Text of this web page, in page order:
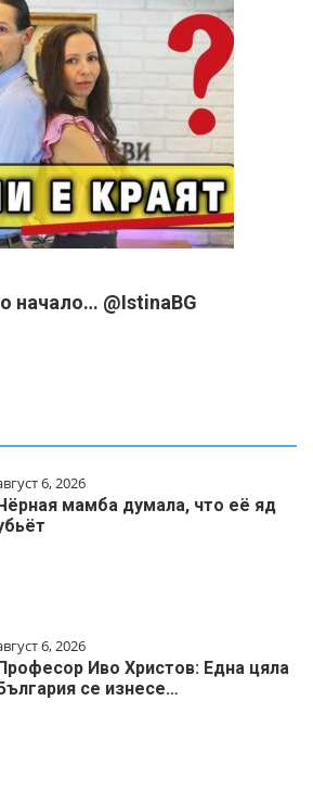
начало… ‪@IstinaBG‬
6, 2026
мамба думала, что её яд
6, 2026
Иво Христов: Една цяла
се изнесе…